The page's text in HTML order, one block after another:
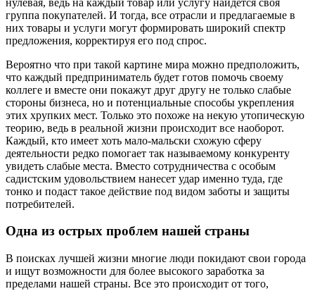
группа покупателей. И тогда, все отрасли и предлагаемые в
них товары и услуги могут формировать широкий спектр
предложения, корректируя его под спрос.
Вероятно что при такой картине мира можно предположить,
что каждый предприниматель будет готов помочь своему
коллеге и вместе они покажут друг другу не только слабые
стороны бизнеса, но и потенциальные способы укрепления
этих хрупких мест. Только это похоже на некую утопическую
теорию, ведь в реальной жизни происходит все наоборот.
Каждый, кто имеет хоть мало-мальски схожую сферу
деятельности редко помогает так называемому конкуренту
увидеть слабые места. Вместо сотрудничества с особым
садистским удовольствием нанесет удар именно туда, где
тонко и подаст такое действие под видом заботы и защиты
потребителей.
Одна из острых проблем нашей страны
В поисках лучшей жизни многие люди покидают свои города
и ищут возможности для более высокого заработка за
пределами нашей страны. Все это происходит от того,